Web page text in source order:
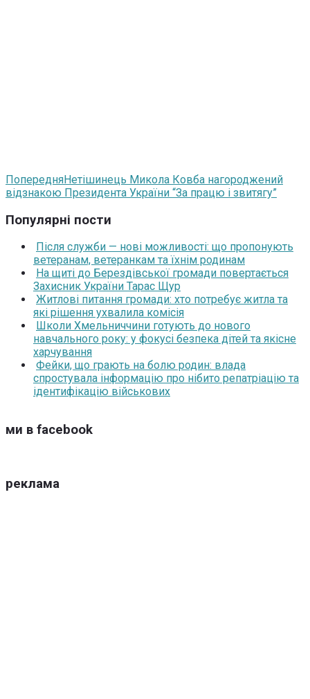
ПопередняНетішинець Микола Ковба нагороджений
відзнакою Президента України “За працю і звитягу”
Популярні пости
Після служби — нові можливості: що пропонують
ветеранам, ветеранкам та їхнім родинам
На щиті до Берездівської громади повертається
Захисник України Тарас Щур
Житлові питання громади: хто потребує житла та
які рішення ухвалила комісія
Школи Хмельниччини готують до нового
навчального року: у фокусі безпека дітей та якісне
харчування
Фейки, що грають на болю родин: влада
спростувала інформацію про нібито репатріацію та
ідентифікацію військових
ми в facebook
реклама